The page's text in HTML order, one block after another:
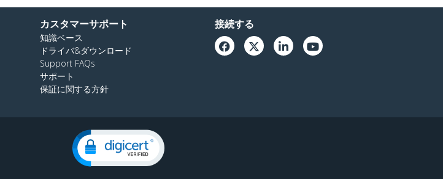
カスタマーサポート
知識ベース
ドライバ&ダウンロード
Support FAQs
サポート
保証に関する方針
接続する